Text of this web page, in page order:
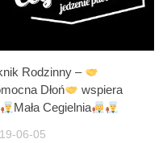
Rodzinny –
Dłoń
wspiera
Mała Cegielnia
06-05